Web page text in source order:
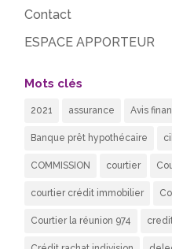
Contact
ESPACE APPORTEUR
Mots clés
2021 assurance Avis
Banque prêt hypothécaire
COMMISSION courtier
courtier crédit immobilier
Courtier la réunion 974